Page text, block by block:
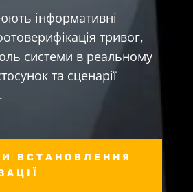
інформативні
тривог,
системи в реальному
та сценарії
ВСТАНОВЛЕННЯ